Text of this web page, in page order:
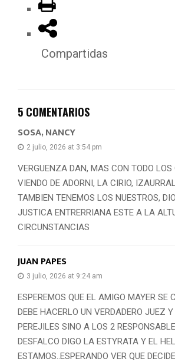
Compartidas
5 COMENTARIOS
SOSA, NANCY
2 julio, 2026 at 3:54 pm
VERGUENZA DAN, MAS CON TODO LOS
VIENDO DE ADORNI, LA CIRIO,
TAMBIEN TENEMOS LOS NUESTROS,
JUSTICA ENTRERRIANA ESTE A LA
CIRCUNSTANCIAS
JUAN PAPES
3 julio, 2026 at 9:24 am
ESPEREMOS QUE EL AMIGO MAYER SE
DEBE HACERLO UN VERDADERO JUEZ
PEREJILES SINO A LOS 2
DESFALCO DIGO LA ESTYRATA Y EL
ESTAMOS..ESPERANDO VER QUE